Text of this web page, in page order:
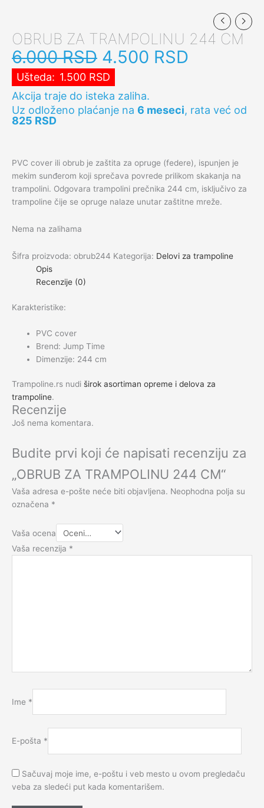
OBRUB ZA TRAMPOLINU 244 CM
6.000RSD 4.500 RSD
Ušteda: 1.500 RSD
Akcija traje do isteka zaliha.
Uz odloženo plaćanje na 6 meseci, rata već od
825 RSD
PVC cover ili obrub je zaštita za opruge (federe), ispunjen je
mekim sunđerom koji sprečava povrede prilikom skakanja na
trampolini. Odgovara trampolini prečnika 244 cm, isključivo za
trampoline čije se opruge nalaze unutar zaštitne mreže.
Nema na zalihama
Šifra proizvoda: obrub244 Kategorija: Delovi za trampoline
Opis
Recenzije (0)
Karakteristike:
PVC cover
Brend: Jump Time
Dimenzije: 244 cm
Trampoline.rs nudi širok asortiman opreme i delova za
trampoline.
Recenzije
Još nema komentara.
Budite prvi koji će napisati recenziju za
„OBRUB ZA TRAMPOLINU 244 CM“
Vaša adresa e-pošte neće biti objavljena. Neophodna polja su
označena *
Vaša ocena
Vaša recenzija *
Ime *
E-pošta *
Sačuvaj moje ime, e-poštu i veb mesto u ovom pregledaču
veba za sledeći put kada komentarišem.